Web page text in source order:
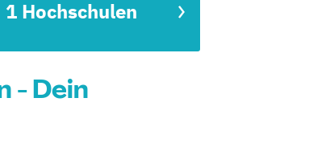
1 Hochschulen
- Dein